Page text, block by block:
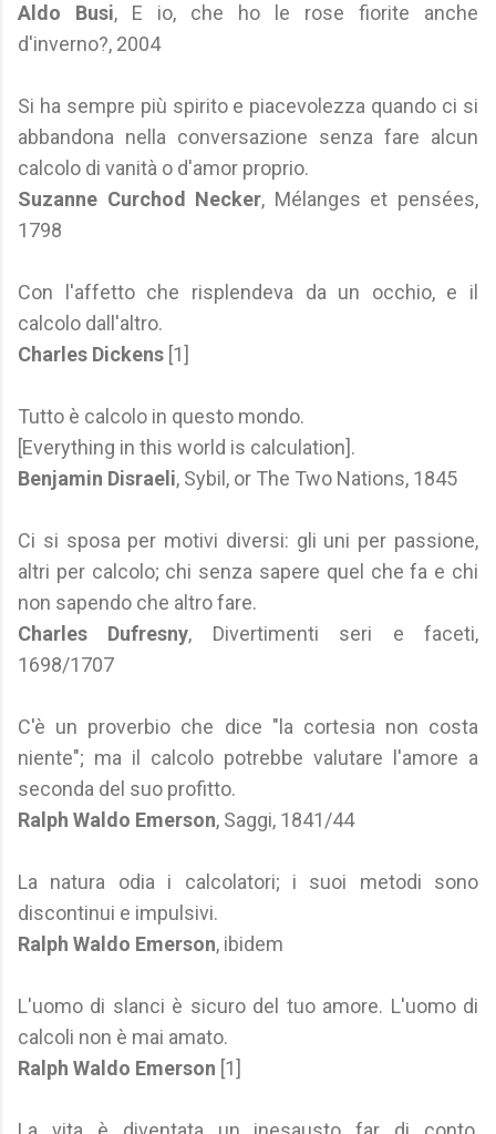
Aldo Busi, E io, che ho le rose fiorite anche
d'inverno?, 2004
Si ha sempre più spirito e piacevolezza quando ci si
abbandona nella conversazione senza fare alcun
calcolo di vanità o d'amor proprio.
Suzanne Curchod Necker, Mélanges et pensées,
1798
Con l'affetto che risplendeva da un occhio, e il
calcolo dall'altro.
Charles Dickens [1]
Tutto è calcolo in questo mondo.
[Everything in this world is calculation].
Benjamin Disraeli, Sybil, or The Two Nations, 1845
Ci si sposa per motivi diversi: gli uni per passione,
altri per calcolo; chi senza sapere quel che fa e chi
non sapendo che altro fare.
Charles Dufresny, Divertimenti seri e faceti,
1698/1707
C'è un proverbio che dice "la cortesia non costa
niente"; ma il calcolo potrebbe valutare l'amore a
seconda del suo profitto.
Ralph Waldo Emerson, Saggi, 1841/44
La natura odia i calcolatori; i suoi metodi sono
discontinui e impulsivi.
Ralph Waldo Emerson, ibidem
L'uomo di slanci è sicuro del tuo amore. L'uomo di
calcoli non è mai amato.
Ralph Waldo Emerson [1]